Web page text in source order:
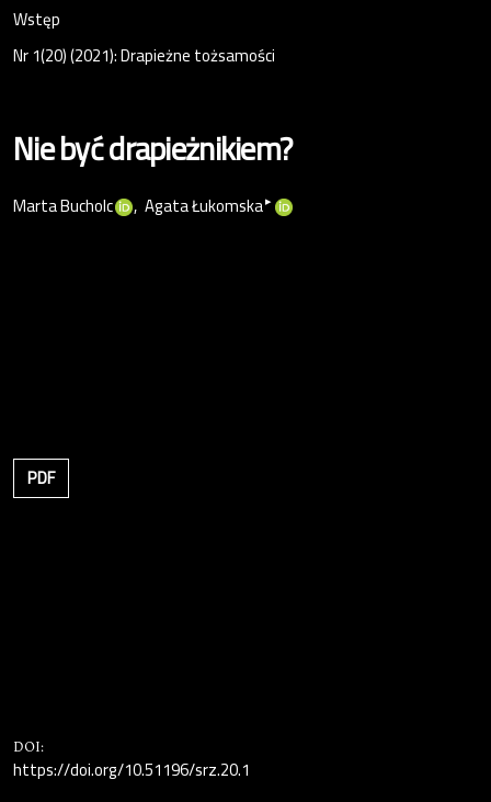
Wstęp
Nr 1(20) (2021): Drapieżne tożsamości
Nie być drapieżnikiem?
Marta Bucholc Agata Łukomska▸
PDF
DOI:
https://doi.org/10.51196/srz.20.1